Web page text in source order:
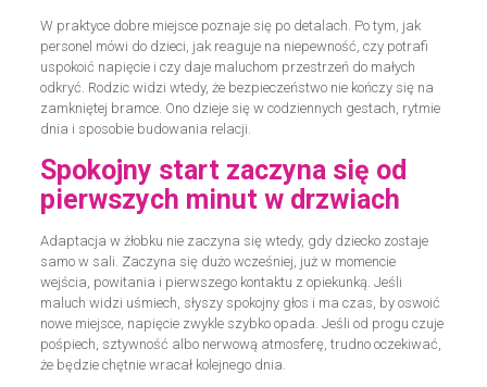
W praktyce dobre miejsce poznaje się po detalach. Po tym, jak
personel mówi do dzieci, jak reaguje na niepewność, czy potrafi
uspokoić napięcie i czy daje maluchom przestrzeń do małych
odkryć. Rodzic widzi wtedy, że bezpieczeństwo nie kończy się na
zamkniętej bramce. Ono dzieje się w codziennych gestach, rytmie
dnia i sposobie budowania relacji.
Spokojny start zaczyna się od
pierwszych minut w drzwiach
Adaptacja w żłobku nie zaczyna się wtedy, gdy dziecko zostaje
samo w sali. Zaczyna się dużo wcześniej, już w momencie
wejścia, powitania i pierwszego kontaktu z opiekunką. Jeśli
maluch widzi uśmiech, słyszy spokojny głos i ma czas, by oswoić
nowe miejsce, napięcie zwykle szybko opada. Jeśli od progu czuje
pośpiech, sztywność albo nerwową atmosferę, trudno oczekiwać,
że będzie chętnie wracał kolejnego dnia.